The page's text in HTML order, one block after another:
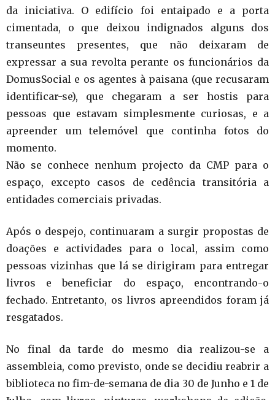
da iniciativa. O edifício foi entaipado e a porta
cimentada, o que deixou indignados alguns dos
transeuntes presentes, que não deixaram de
expressar a sua revolta perante os funcionários da
DomusSocial e os agentes à paisana (que recusaram
identificar-se), que chegaram a ser hostis para
pessoas que estavam simplesmente curiosas, e a
apreender um telemóvel que continha fotos do
momento.
Não se conhece nenhum projecto da CMP para o
espaço, excepto casos de cedência transitória a
entidades comerciais privadas.
Após o despejo, continuaram a surgir propostas de
doações e actividades para o local, assim como
pessoas vizinhas que lá se dirigiram para entregar
livros e beneficiar do espaço, encontrando-o
fechado. Entretanto, os livros apreendidos foram já
resgatados.
No final da tarde do mesmo dia realizou-se a
assembleia, como previsto, onde se decidiu reabrir a
biblioteca no fim-de-semana de dia 30 de Junho e 1 de